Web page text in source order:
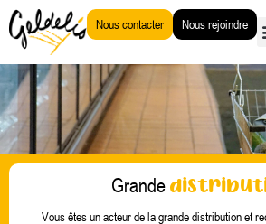
Aller
contenu
Nous contacter Nous rejoindre
Grande
Vous êtes un acteur de la grande distribution et